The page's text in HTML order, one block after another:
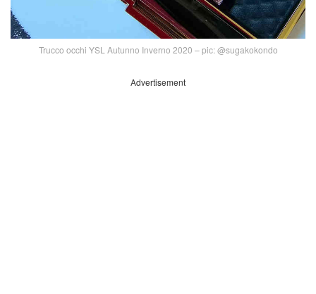
Trucco occhi YSL Autunno Inverno 2020 – pic: @sugakokondo
Advertisement